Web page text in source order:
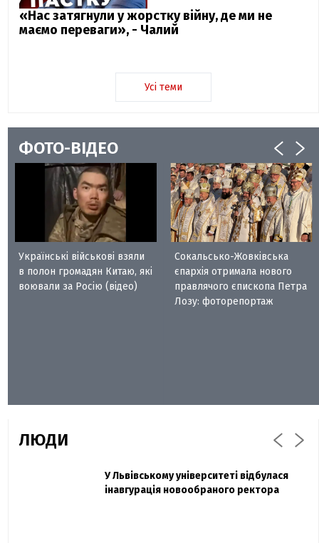
«Нас затягнули у жорстку війну, де ми не
маємо переваги», - Чалий
Усі теми
ФОТО-ВІДЕО
Українські військові взяли
в полон громадян Китаю, які
воювали за Росію (відео)
Сокальсько-Жовківська
єпархія отримала нового
правлячого єпископа Петра
Лозу: фоторепортаж
ЛЮДИ
Павло Дак
«Час не лікує, лише притуплює біль»:
Захисник "Азовсталі" Діанов вдруге
одружився та показав фото з весілля
У Львівському університеті відбулася
інавгурація новообраного ректора